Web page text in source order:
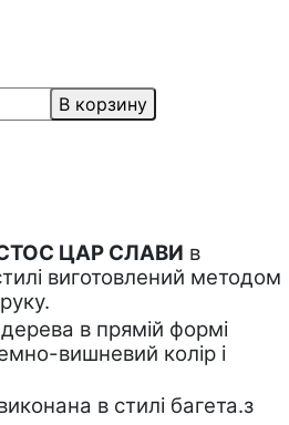
В корзину
ЦАР СЛАВИ в
виготовлений методом
в прямій формі
вишневий колір і
в стилі багета.з